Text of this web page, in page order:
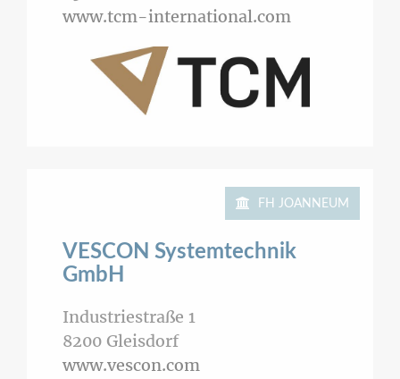
www.tcm-international.com
FH JOANNEUM
VESCON Systemtechnik
GmbH
Industriestraße 1
8200 Gleisdorf
www.vescon.com